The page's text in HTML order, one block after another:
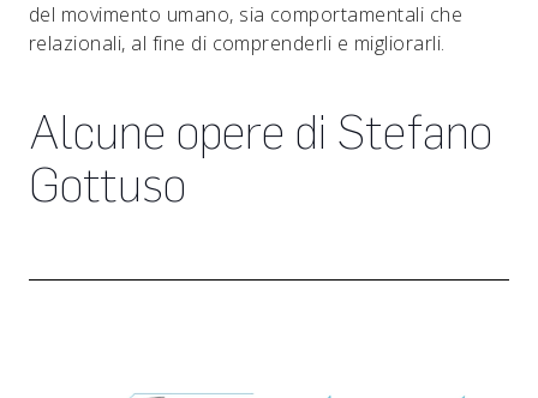
del movimento umano, sia comportamentali che
relazionali, al fine di comprenderli e migliorarli.
Alcune opere di Stefano
Gottuso